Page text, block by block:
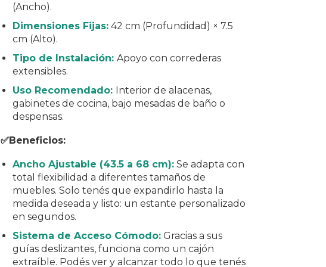
(Ancho).
Dimensiones Fijas: 42 cm (Profundidad) × 7.5
cm (Alto).
Tipo de Instalación: Apoyo con correderas
extensibles.
Uso Recomendado: Interior de alacenas,
gabinetes de cocina, bajo mesadas de baño o
despensas.
✅Beneficios:
Ancho Ajustable (43.5 a 68 cm): Se adapta con
total flexibilidad a diferentes tamaños de
muebles. Solo tenés que expandirlo hasta la
medida deseada y listo: un estante personalizado
en segundos.
Sistema de Acceso Cómodo: Gracias a sus
guías deslizantes, funciona como un cajón
extraíble. Podés ver y alcanzar todo lo que tenés